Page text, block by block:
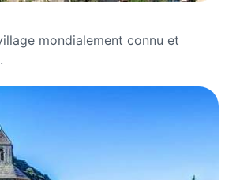
mondialement connu et